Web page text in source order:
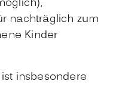
nachträglich zum
Kinder
insbesondere